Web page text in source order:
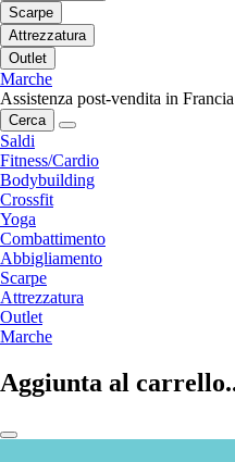
Scarpe
Attrezzatura
Outlet
Marche
Assistenza post-vendita in Francia
Cerca
Saldi
Fitness/Cardio
Bodybuilding
Crossfit
Yoga
Combattimento
Abbigliamento
Scarpe
Attrezzatura
Outlet
Marche
Aggiunta al